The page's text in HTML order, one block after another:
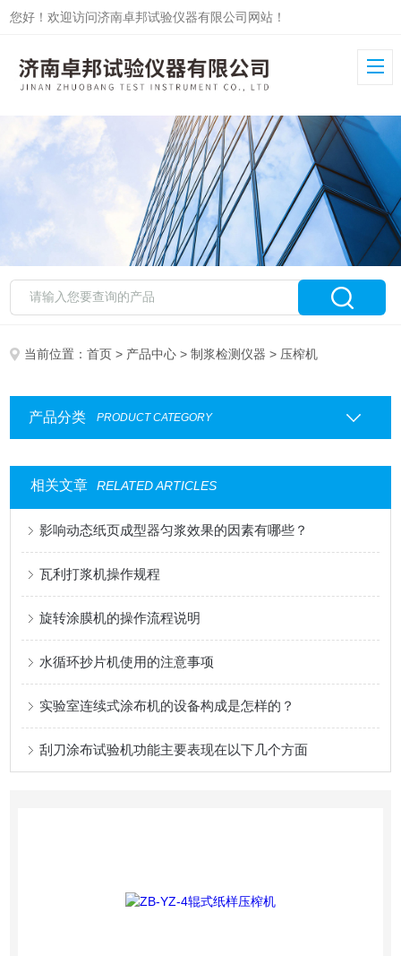
您好！欢迎访问济南卓邦试验仪器有限公司网站！
当前位置：首页 > 产品中心 >制浆检测仪器 > 压榨机
产品分类 PRODUCT CATEGORY
相关文章 RELATED ARTICLES
影响动态纸页成型器匀浆效果的因素有哪些？
瓦利打浆机操作规程
旋转涂膜机的操作流程说明
水循环抄片机使用的注意事项
实验室连续式涂布机的设备构成是怎样的？
刮刀涂布试验机功能主要表现在以下几个方面